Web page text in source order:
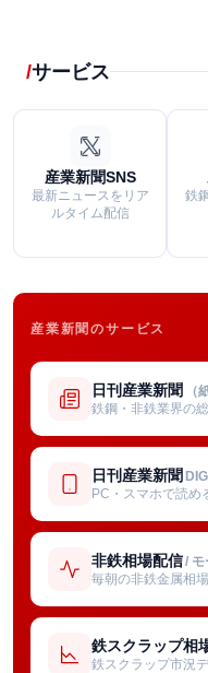
サービス
産業新聞SNS
最新ニュースをリア
ルタイム配信
鉄
産業新聞のサービス
日刊産業新聞 （
鉄鋼・非鉄業界の
日刊産業新聞
PC・スマホで読め
非鉄相場配信/ モ
毎朝の非鉄金属相
鉄スクラップ相
鉄スクラップ市況